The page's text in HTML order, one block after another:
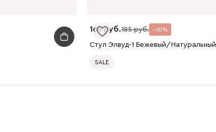
166 185 10
Стул Элвуд-1 Бежевый/Натуральный
SALE